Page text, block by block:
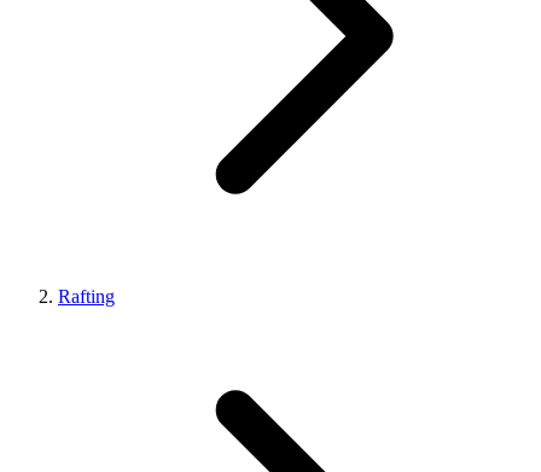
Rafting